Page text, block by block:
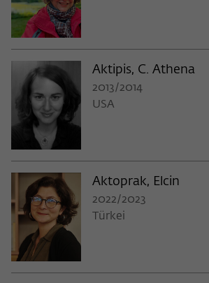
Aktipis, C. Athena
2013/2014
USA
Aktoprak, Elcin
2022/2023
Türkei